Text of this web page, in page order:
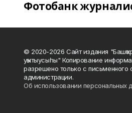
Фотобанк
© 2020-2026 Сайт издания
уҡытыусыһы" Копирование
разрешено только с письменного
администрации.
Об использовании персональных